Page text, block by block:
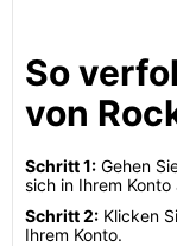
So
von
Schritt 1: Gehen
sich in Ihrem Konto
Schritt 2: Klicken
Ihrem Konto.